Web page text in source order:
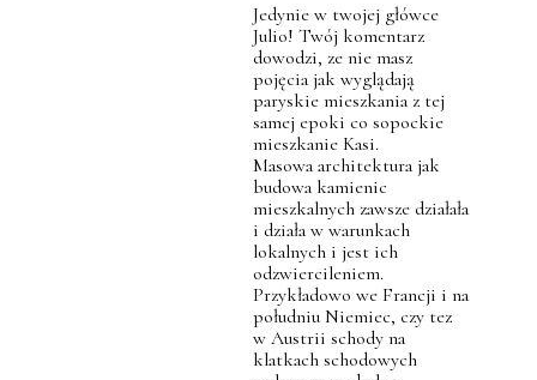
Jedynie w twojej główce
Julio! Twój komentarz
dowodzi, ze nie masz
pojęcia jak wyglądają
paryskie mieszkania z tej
samej epoki co sopockie
mieszkanie Kasi.
Masowa architektura jak
budowa kamienic
mieszkalnych zawsze działała
i działa w warunkach
lokalnych i jest ich
odzwiercileniem.
Przykładowo we Francji i na
południu Niemiec, czy tez
w Austrii schody na
klatkach schodowych